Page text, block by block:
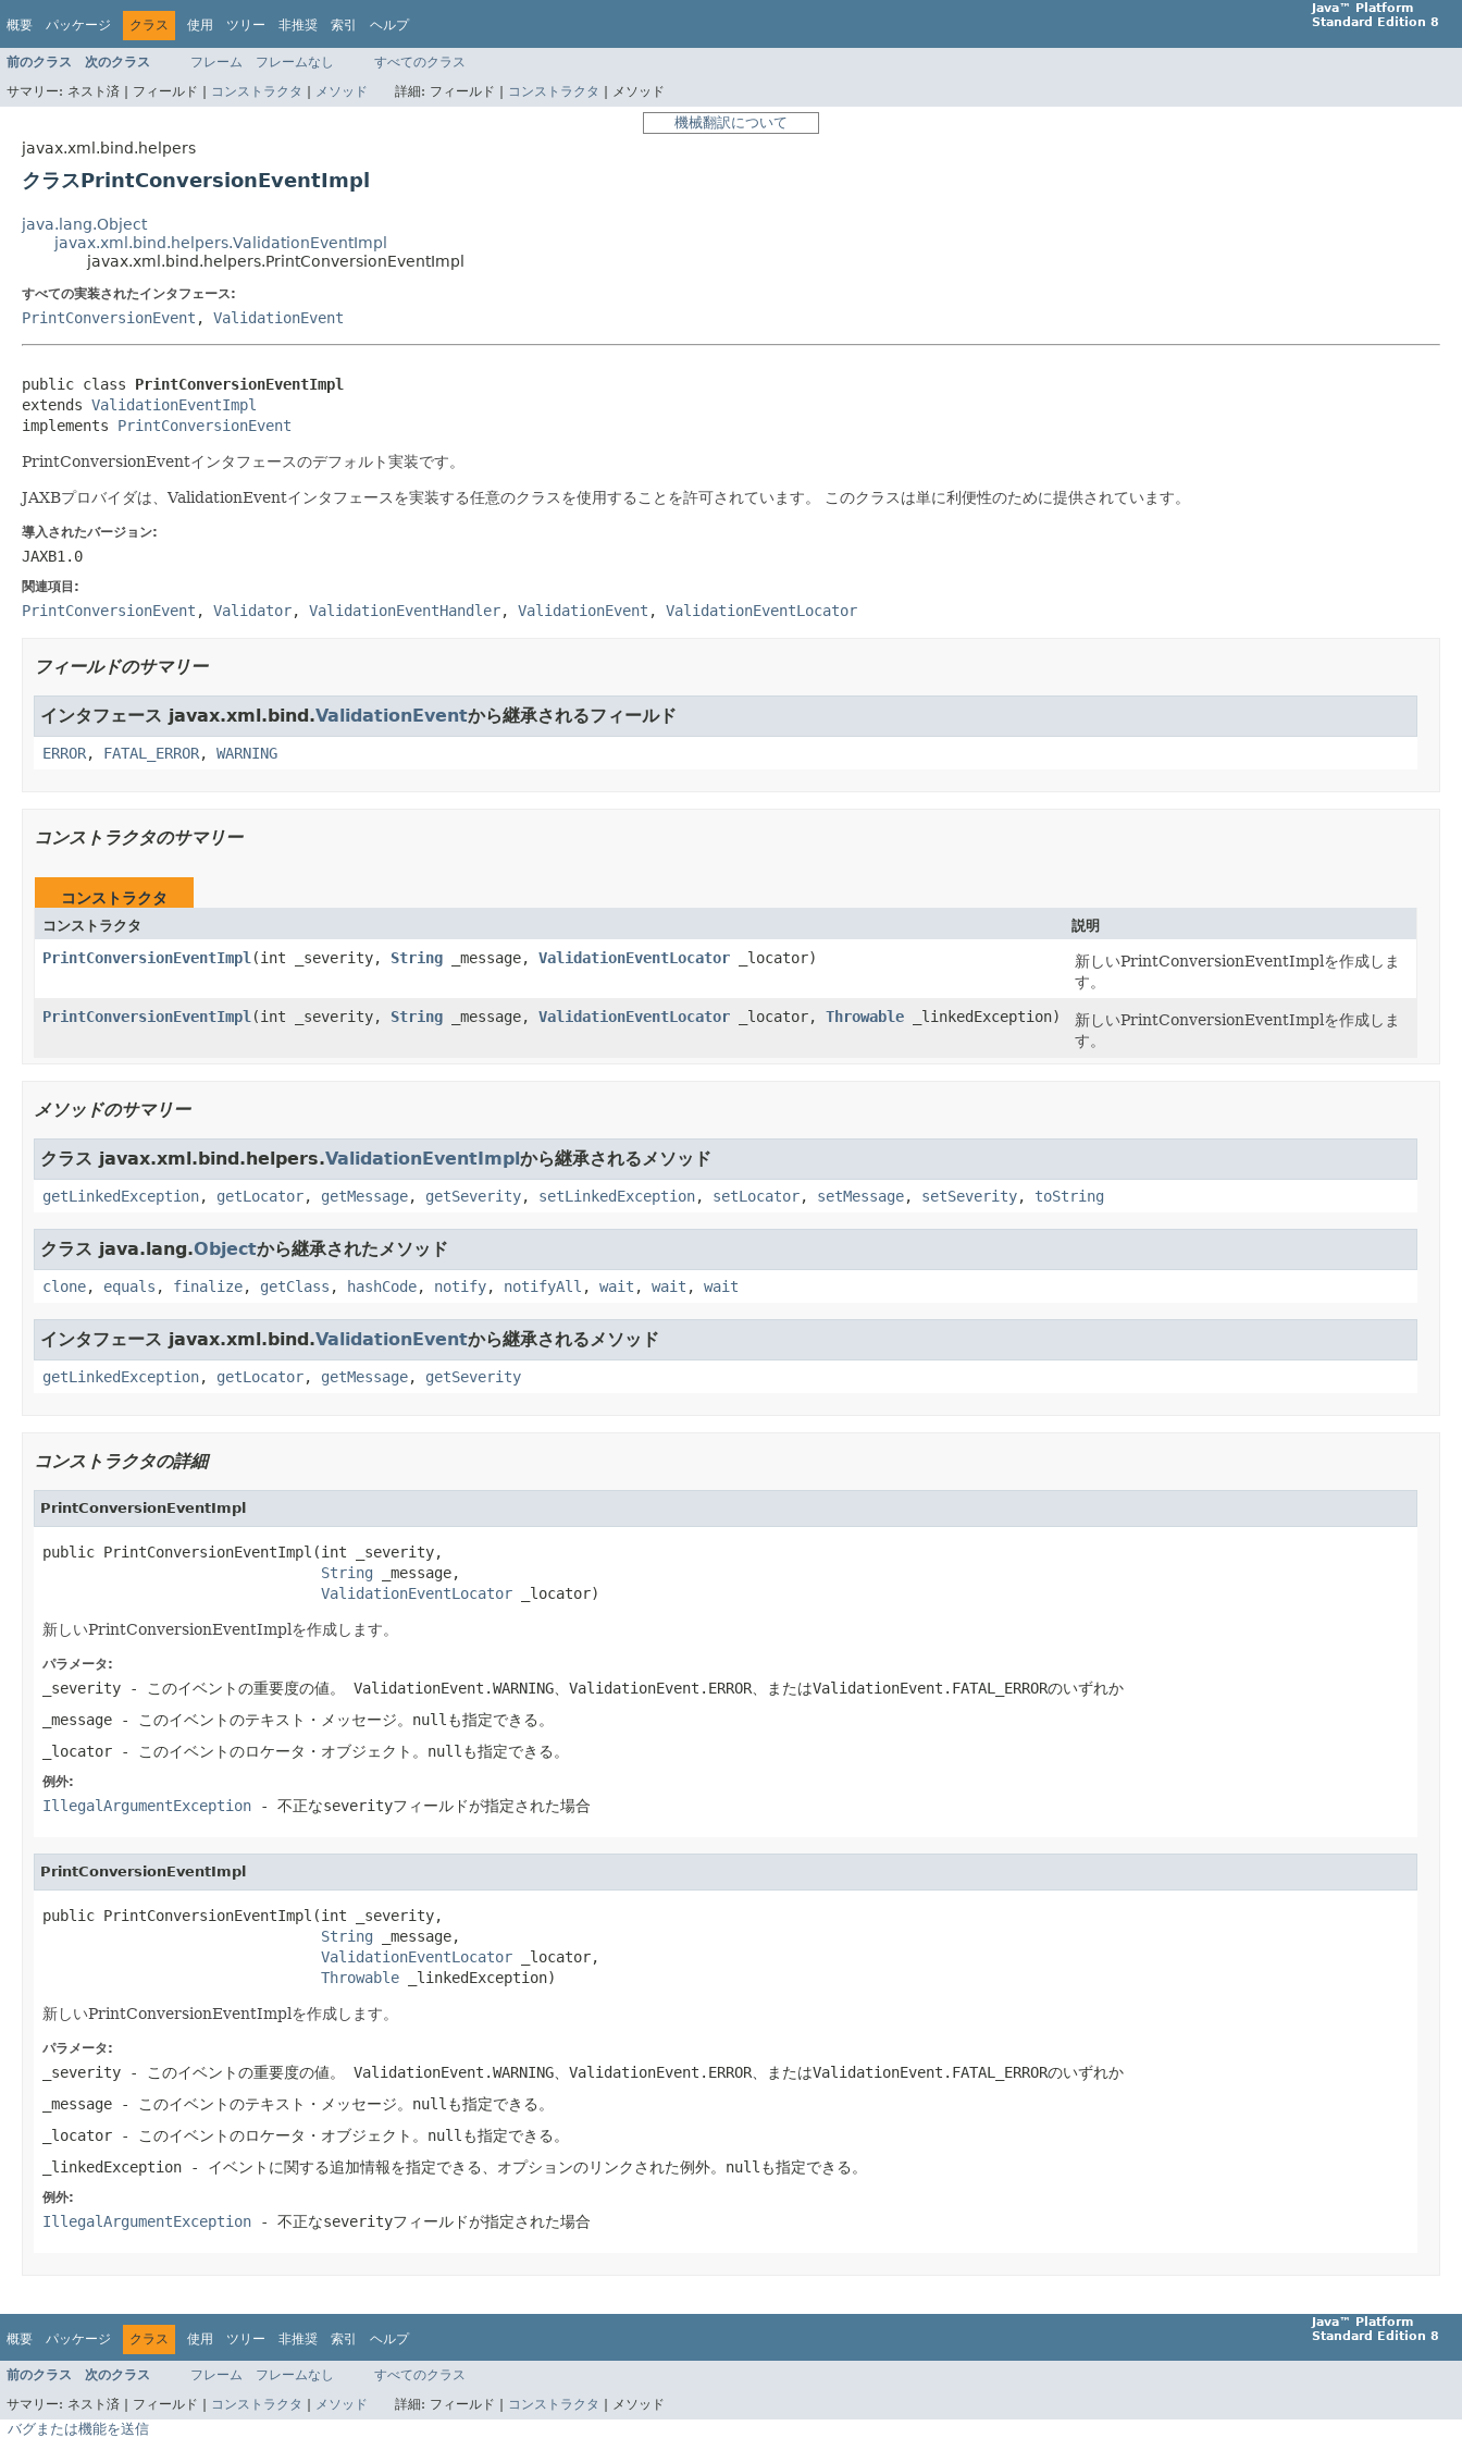
概要 パッケージ クラス 使用 ツリー 非推奨 索引 ヘルプ
Java™ Platform
Standard Edition 8
前のクラス 次のクラス フレーム フレームなし
すべてのクラス
サマリー: ネスト済 | フィールド | コンストラクタ | メソッド 詳細: フィールド | コンストラクタ | メソッド
機械翻訳について
javax.xml.bind.helpers
クラスPrintConversionEventImpl
java.lang.Object
javax.xml.bind.helpers.ValidationEventImpl
javax.xml.bind.helpers.PrintConversionEventImpl
すべての実装されたインタフェース:
PrintConversionEvent , ValidationEvent
public class PrintConversionEventImpl
extends ValidationEventImpl
implements PrintConversionEvent
PrintConversionEventインタフェースのデフォルト実装です。
JAXBプロバイダは、ValidationEventインタフェースを実装する任意のクラスを使用することを許可されています。 このクラスは単に利便性のために提供されています。
導入されたバージョン:
JAXB1.0
関連項目:
PrintConversionEvent , Validator, ValidationEventHandler, ValidationEvent , ValidationEventLocator
フィールドのサマリー
インタフェース javax.xml.bind.ValidationEventから継承されるフィールド
ERROR, FATAL_ERROR, WARNING
コンストラクタのサマリー
コンストラクタ
コンストラクタ 説明
PrintConversionEventImpl (int _severity, String _message, ValidationEventLocator _locator)
新しいPrintConversionEventImplを作成しま
す。
PrintConversionEventImpl (int _severity, String _message, ValidationEventLocator _locator, Throwable _linkedException)
新しいPrintConversionEventImplを作成しま
す。
メソッドのサマリー
クラス javax.xml.bind.helpers.ValidationEventImplから継承されるメソッド
getLinkedException, getLocator, getMessage, getSeverity, setLinkedException, setLocator, setMessage, setSeverity, toString
クラス java.lang.Objectから継承されたメソッド
clone, equals , finalize, getClass , hashCode, notify, notifyAll , wait , wait , wait
インタフェース javax.xml.bind.ValidationEventから継承されるメソッド
getLinkedException, getLocator, getMessage, getSeverity
コンストラクタの詳細
PrintConversionEventImpl
public PrintConversionEventImpl(int _severity,
String _message,
ValidationEventLocator _locator)
新しいPrintConversionEventImplを作成します。
パラメータ:
_severity - このイベントの重要度の値。
ValidationEvent.WARNING、ValidationEvent.ERROR、またはValidationEvent.FATAL_ERRORのいずれか
_message - このイベントのテキスト・メッセージ。nullも指定できる。
_locator - このイベントのロケータ・オブジェクト。nullも指定できる。
例外:
IllegalArgumentException - 不正なseverityフィールドが指定された場合
PrintConversionEventImpl
public PrintConversionEventImpl(int _severity,
String _message,
ValidationEventLocator _locator,
Throwable _linkedException)
新しいPrintConversionEventImplを作成します。
パラメータ:
_severity - このイベントの重要度の値。
ValidationEvent.WARNING、ValidationEvent.ERROR、またはValidationEvent.FATAL_ERRORのいずれか
_message - このイベントのテキスト・メッセージ。nullも指定できる。
_locator - このイベントのロケータ・オブジェクト。nullも指定できる。
_linkedException - イベントに関する追加情報を指定できる、オプションのリンクされた例外。nullも指定できる。
例外:
IllegalArgumentException - 不正なseverityフィールドが指定された場合
概要 パッケージ クラス 使用 ツリー 非推奨 索引 ヘルプ
Java™ Platform
Standard Edition 8
前のクラス 次のクラス フレーム フレームなし
すべてのクラス
サマリー: ネスト済 | フィールド | コンストラクタ メソッド 詳細: フィールド | コンストラクタ メソッド
バグまたは機能を送信